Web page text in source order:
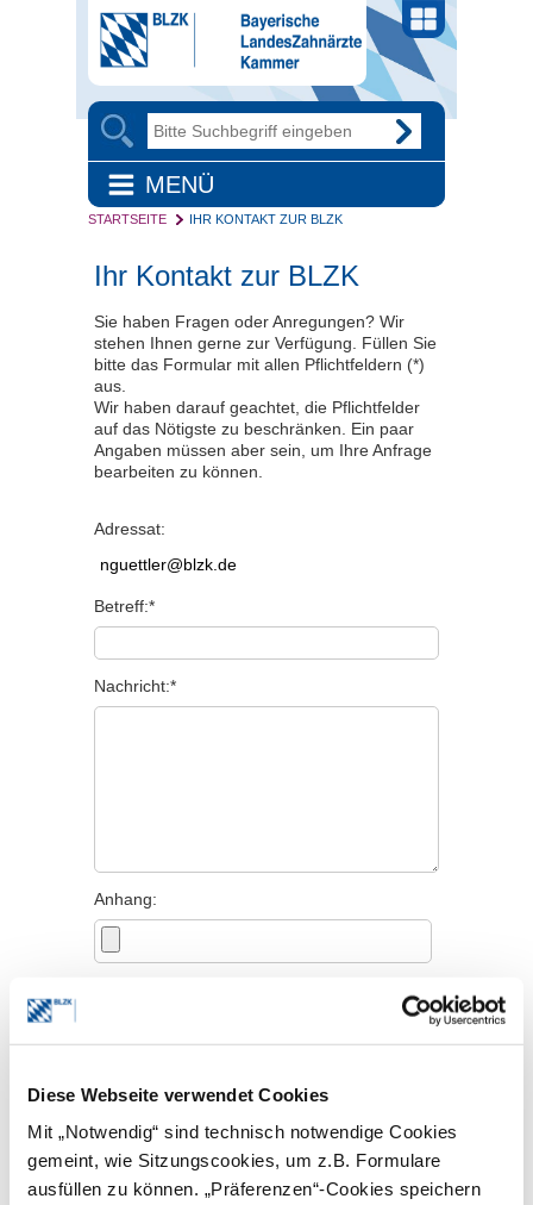
Diese Webseite verwendet Cookies
Mit „Notwendig“ sind technisch notwendige Cookies
gemeint, wie Sitzungscookies, um z.B. Formulare
ausfüllen zu können. „Präferenzen“-Cookies speichern
MENÜ
STARTSEITE IHR KONTAKT ZUR BLZK
Ihr Kontakt zur BLZK
Sie haben Fragen oder Anregungen? Wir
stehen Ihnen gerne zur Verfügung. Füllen Sie
bitte das Formular mit allen Pflichtfeldern (*)
aus.
Wir haben darauf geachtet, die Pflichtfelder
auf das Nötigste zu beschränken. Ein paar
Angaben müssen aber sein, um Ihre Anfrage
bearbeiten zu können.
Adressat:
Betreff:*
Nachricht:*
Anhang:
Vorname: